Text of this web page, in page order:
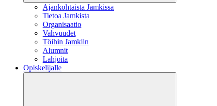
Ajankohtaista Jamkissa
Tietoa Jamkista
Organisaatio
Vahvuudet
Töihin Jamkiin
Alumnit
Lahjoita
Opiskelijalle